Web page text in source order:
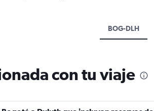
BOG-DLH
con tu viaje